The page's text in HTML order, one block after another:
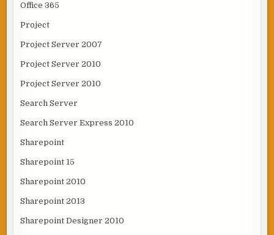
Office 365
Project
Project Server 2007
Project Server 2010
Project Server 2010
Search Server
Search Server Express 2010
Sharepoint
Sharepoint 15
Sharepoint 2010
Sharepoint 2013
Sharepoint Designer 2010